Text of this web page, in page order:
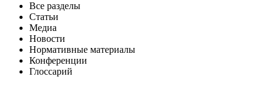
Все разделы
Статьи
Медиа
Новости
Нормативные материалы
Конференции
Глоссарий